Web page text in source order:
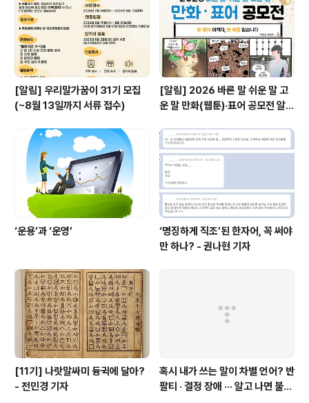
[알림] 우리말가꿈이 31기 모집
(~8월 13일까지 서류 접수)
[알림] 2026 바른 말 쉬운 말 고
운 말 만화(웹툰)·표어 공모전 알림
‘운용’과 ‘운영’
‘명징하게 직조’된 한자어, 꼭 써야
만 하나? - 권나현 기자
[11기] 나랏말싸미 듕귁에 달아?
- 전민경 기자
혹시 내가 쓰는 말이 차별 언어? 반
팔티 · 결정 장애 ··· 알고 나면 불편